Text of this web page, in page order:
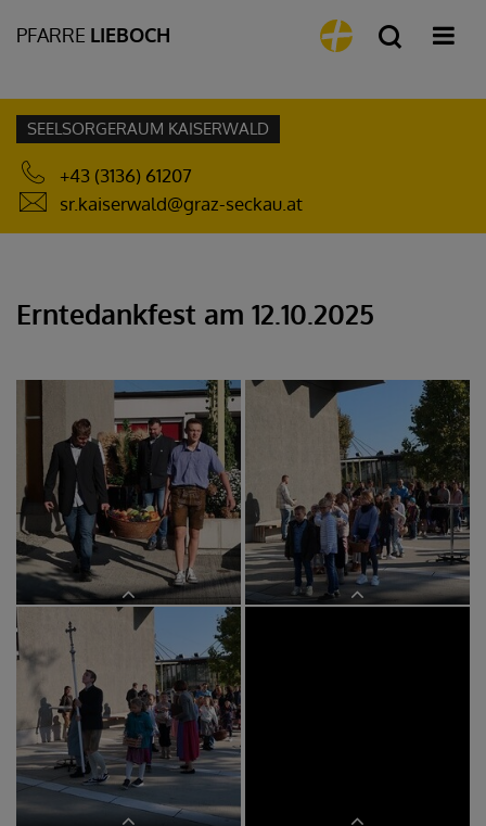
PFARRE LIEBOCH
SEELSORGERAUM KAISERWALD
+43 (3136) 61207
sr.kaiserwald@graz-seckau.at
Erntedankfest am 12.10.2025